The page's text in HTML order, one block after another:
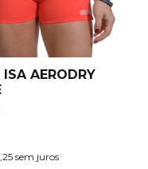
ISA AERODRY
sem juros